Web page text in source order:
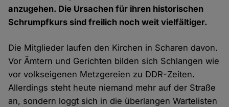
anzugehen. Die Ursachen für ihren historischen
Schrumpfkurs sind freilich noch weit vielfältiger.
Die Mitglieder laufen den Kirchen in Scharen davon.
Vor Ämtern und Gerichten bilden sich Schlangen wie
vor volkseigenen Metzgereien zu DDR-Zeiten.
Allerdings steht heute niemand mehr auf der Straße
an, sondern loggt sich in die überlangen Wartelisten